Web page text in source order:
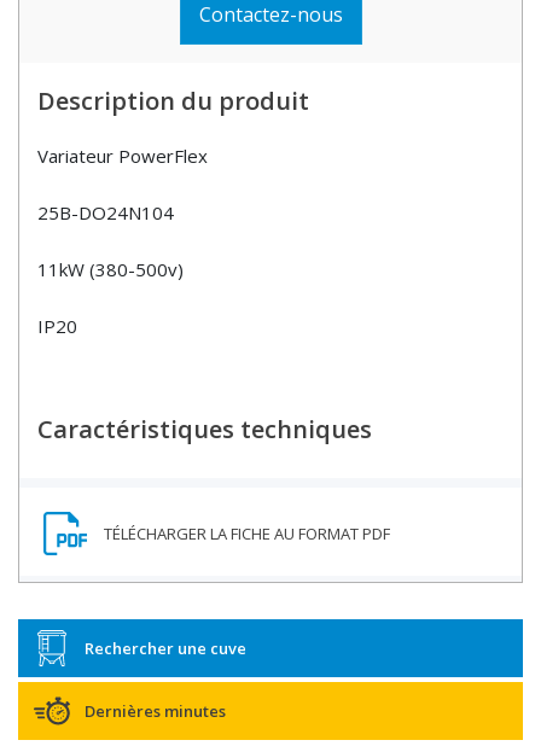
Rechercher une cuve
Dernières minutes
Contactez-nous
Description du produit
Variateur PowerFlex
25B-DO24N104
11kW (380-500v)
IP20
Caractéristiques techniques